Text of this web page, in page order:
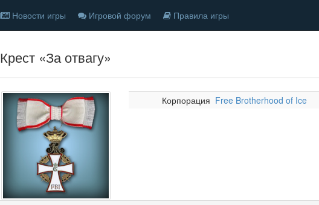
Новости игры Игровой форум Правила игры
Крест «За отвагу»
Корпорация Free Brotherhood of Ice